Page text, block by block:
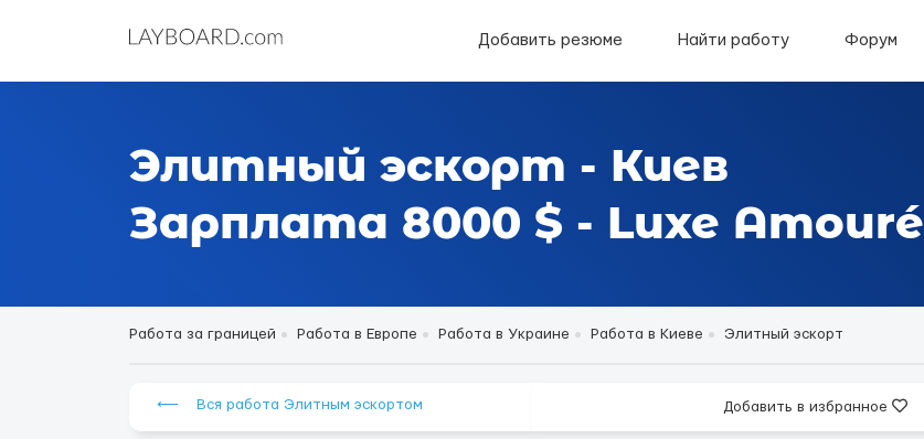
Добавить резюме Найти работу Форум
Элитный эскорт - Киев
Зарплата 8000 $ - Luxe Amouré
Работа за границей Работа в Европе Работа в Украине Работа в Киеве Элитный эскорт
⟵ Вся работа Элитным эскортом Добавить в избранное